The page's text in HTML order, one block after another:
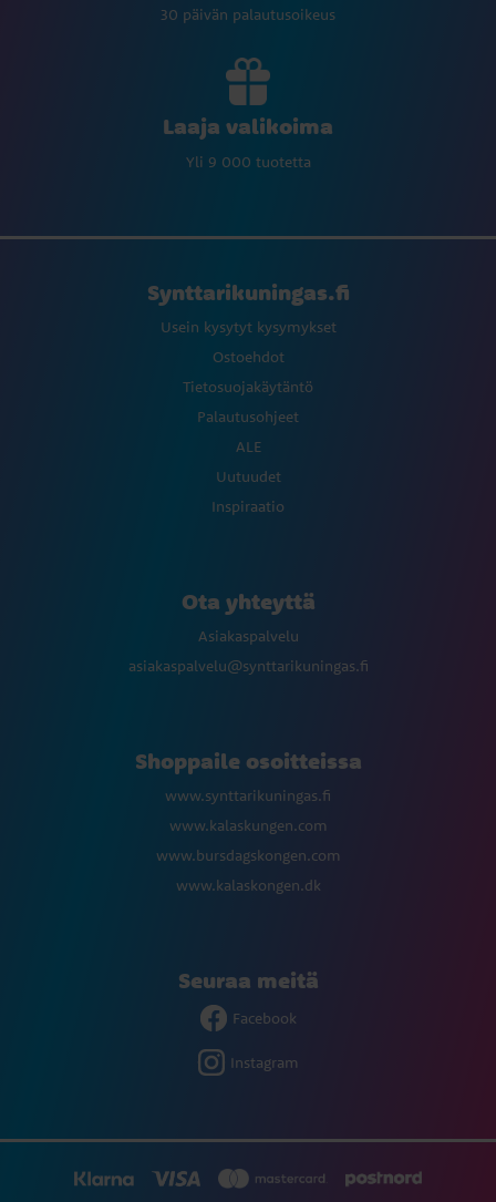
30 päivän palautusoikeus
Laaja valikoima
Yli 9 000 tuotetta
Synttarikuningas.fi
Usein kysytyt kysymykset
Ostoehdot
Tietosuojakäytäntö
Palautusohjeet
ALE
Uutuudet
Inspiraatio
Ota yhteyttä
Asiakaspalvelu
asiakaspalvelu@synttarikuningas.fi
Shoppaile osoitteissa
www.synttarikuningas.fi
www.kalaskungen.com
www.bursdagskongen.com
www.kalaskongen.dk
Seuraa meitä
Facebook
Instagram